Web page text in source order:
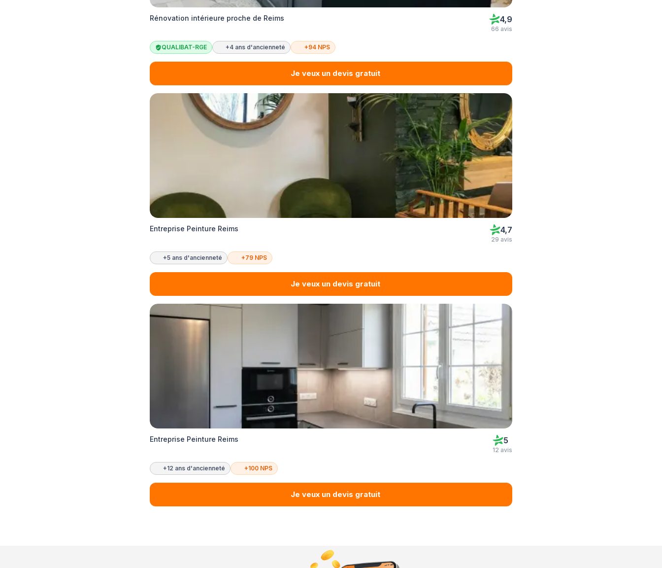
Rénovation intérieure proche de Reims 4,9
66 avis
QUALIBAT-RGE +4 ans d'ancienneté +94 NPS
Je veux un devis gratuit
Entreprise Peinture Reims 4,7
29 avis
+5 ans d'ancienneté +79 NPS
Je veux un devis gratuit
Entreprise Peinture Reims 5
12 avis
+12 ans d'ancienneté +100 NPS
Je veux un devis gratuit